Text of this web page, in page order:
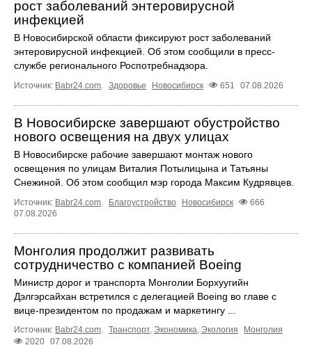
рост заболеваний энтеровирусной
инфекцией
В Новосибирской области фиксируют рост заболеваний
энтеровирусной инфекцией. Об этом сообщили в пресс-
службе регионального Роспотребнадзора.
Источник: Babr24.com Здоровье Новосибирск 651 07.08.2026
В Новосибирске завершают обустройство
нового освещения на двух улицах
В Новосибирске рабочие завершают монтаж нового
освещения по улицам Виталия Потылицына и Татьяны
Снежиной. Об этом сообщил мэр города Максим Кудрявцев.
Источник: Babr24.com Благоустройство Новосибирск
666
07.08.2026
Монголия продолжит развивать
сотрудничество с компанией Boeing
Министр дорог и транспорта Монголии Борхуугийн
Дэлгэрсайхан встретился с делегацией Boeing во главе с
вице-президентом по продажам и маркетингу ...
Источник: Babr24.com Транспорт, Экономика Экология
Монголия
2020 07.08.2026